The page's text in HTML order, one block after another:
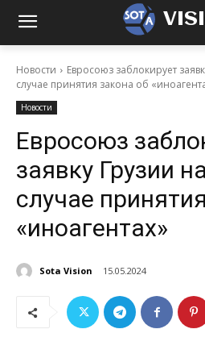
Новости
Евросоюз заблокирует
случае принятия закона об
Новости
Евросоюз
заявку Грузии
случае
«иноагентах»
Sota Vision 15.05.2024